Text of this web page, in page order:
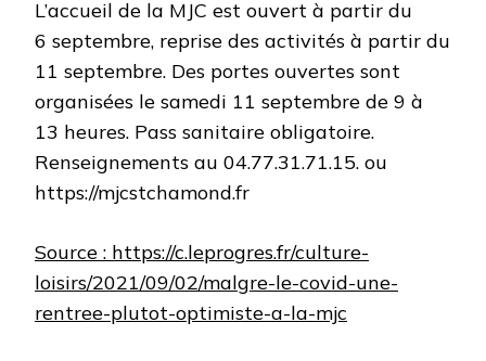
L’accueil de la MJC est ouvert à partir du
6 septembre, reprise des activités à partir du
11 septembre. Des portes ouvertes sont
organisées le samedi 11 septembre de 9 à
13 heures. Pass sanitaire obligatoire.
Renseignements au 04.77.31.71.15. ou
https://mjcstchamond.fr
Source : https://c.leprogres.fr/culture-
loisirs/2021/09/02/malgre-le-covid-une-
rentree-plutot-optimiste-a-la-mjc